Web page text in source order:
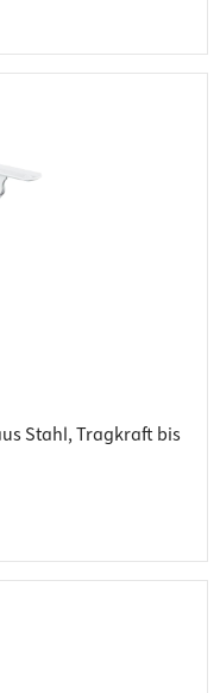
Stahl, Tragkraft bis